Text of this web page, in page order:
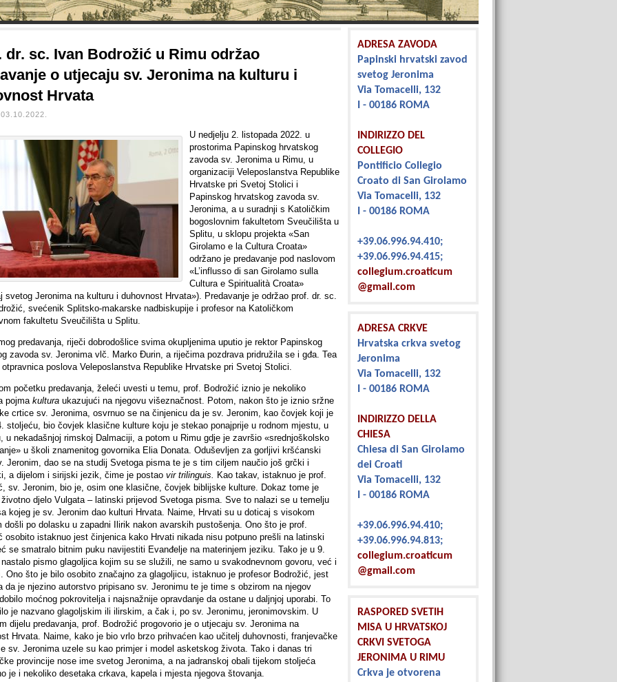
dr. sc. Ivan Bodrožić u Rimu održao
o utjecaju sv. Jeronima na kulturu i
Hrvata
U nedjelju 2. listopada 2022. u
prostorima Papinskog hrvatskog
zavoda sv. Jeronima u Rimu, u
organizaciji Veleposlanstva Republike
Hrvatske pri Svetoj Stolici i
Papinskog hrvatskog zavoda sv.
Jeronima, a u suradnji s Katoličkim
bogoslovnim fakultetom Sveučilišta u
Splitu, u sklopu projekta «San
Girolamo e la Cultura Croata»
održano je predavanje pod naslovom
«L’influsso di san Girolamo sulla
Cultura e Spiritualità Croata»
svetog Jeronima na kulturu i duhovnost Hrvata»). Predavanje je održao prof. dr. sc.
svećenik Splitsko-makarske nadbiskupije i profesor na Katoličkom
fakultetu Sveučilišta u Splitu.
predavanja, riječi dobrodošlice svima okupljenima uputio je rektor Papinskog
zavoda sv. Jeronima vlč. Marko Đurin, a riječima pozdrava pridružila se i gđa. Tea
poslova Veleposlanstva Republike Hrvatske pri Svetoj Stolici.
početku predavanja, želeći uvesti u temu, prof. Bodrožić iznio je nekoliko
pojma kultura ukazujući na njegovu višeznačnost. Potom, nakon što je iznio sržne
crtice sv. Jeronima, osvrnuo se na činjenicu da je sv. Jeronim, kao čovjek koji je
stoljeću, bio čovjek klasične kulture koju je stekao ponajprije u rodnom mjestu, u
u nekadašnjoj rimskoj Dalmaciji, a potom u Rimu gdje je završio «srednjoškolsko
u školi znamenitog govornika Elia Donata. Oduševljen za gorljivi kršćanski
Jeronim, dao se na studij Svetoga pisma te je s tim ciljem naučio još grčki i
a dijelom i sirijski jezik, čime je postao vir trilinguis. Kao takav, istaknuo je prof.
sv. Jeronim, bio je, osim one klasične, čovjek biblijske kulture. Dokaz tome je
djelo Vulgata – latinski prijevod Svetoga pisma. Sve to nalazi se u temelju
kojeg je sv. Jeronim dao kulturi Hrvata. Naime, Hrvati su u doticaj s visokom
došli po dolasku u zapadni Ilirik nakon avarskih pustošenja. Ono što je prof.
osobito istaknuo jest činjenica kako Hrvati nikada nisu potpuno prešli na latinski
se smatralo bitnim puku navijestiti Evanđelje na materinjem jeziku. Tako je u 9.
pismo glagoljica kojim su se služili, ne samo u svakodnevnom govoru, već i
Ono što je bilo osobito značajno za glagoljicu, istaknuo je profesor Bodrožić, jest
da je njezino autorstvo pripisano sv. Jeronimu te je time s obzirom na njegov
moćnog pokrovitelja i najsnažnije opravdanje da ostane u daljnjoj uporabi. To
je nazvano glagoljskim ili ilirskim, a čak i, po sv. Jeronimu, jeronimovskim. U
dijelu predavanja, prof. Bodrožić progovorio je o utjecaju sv. Jeronima na
Hrvata. Naime, kako je bio vrlo brzo prihvaćen kao učitelj duhovnosti, franjevačke
sv. Jeronima uzele su kao primjer i model asketskog života. Tako i danas tri
provincije nose ime svetog Jeronima, a na jadranskoj obali tijekom stoljeća
je i nekoliko desetaka crkava, kapela i mjesta njegova štovanja.
ADRESA ZAVODA
Papinski hrvatski zavod
svetog Jeronima
Via Tomacelli, 132
I - 00186 ROMA
INDIRIZZO DEL
COLLEGIO
Pontificio Collegio
Croato di San Girolamo
Via Tomacelli, 132
I - 00186 ROMA
+39.06.996.94.410;
+39.06.996.94.415;
collegium.croaticum
@gmail.com
ADRESA CRKVE
Hrvatska crkva svetog
Jeronima
Via Tomacelli, 132
I - 00186 ROMA
INDIRIZZO DELLA
CHIESA
Chiesa di San Girolamo
dei Croati
Via Tomacelli, 132
I - 00186 ROMA
+39.06.996.94.410;
+39.06.996.94.813;
collegium.croaticum
@gmail.com
RASPORED SVETIH
MISA U HRVATSKOJ
CRKVI SVETOGA
JERONIMA U RIMU
Crkva je otvorena